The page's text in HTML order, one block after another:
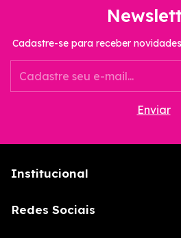
Cadastre-se para receber
Institucional
Redes Sociais